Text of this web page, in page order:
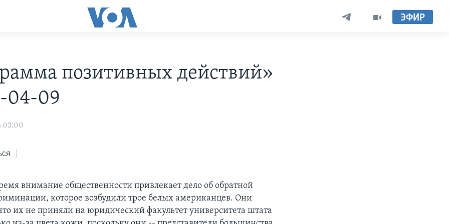
ЭФИР
позитивных действий»
04-09
03:00
внимание общественности привлекает дело об обратной
которое возбудили трое белых американцев. Они
их не приняли на юридический факультет университета штата